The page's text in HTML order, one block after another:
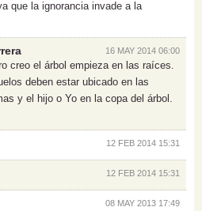
que la ignorancia invade a la
16 MAY 2014 06:00
creo el árbol empieza en las raíces.
deben estar ubicado en las
y el hijo o Yo en la copa del árbol.
12 FEB 2014 15:31
12 FEB 2014 15:31
08 MAY 2013 17:49